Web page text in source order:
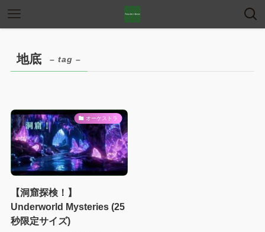
地底 – tag –
オーケストラ
【洞窟探検！】
Underworld Mysteries (25
秒限定サイズ)